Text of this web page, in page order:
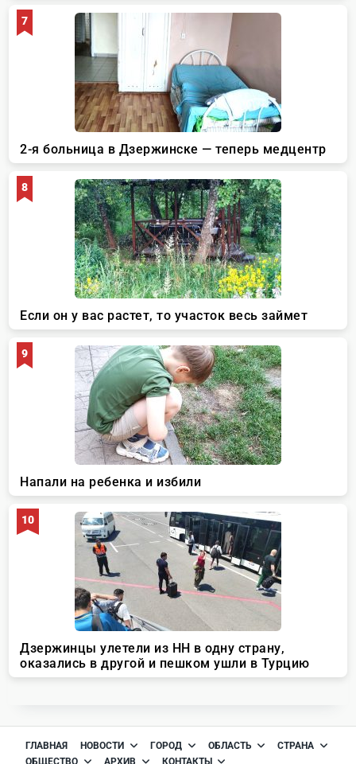
ГЛАВНАЯ НОВОСТИ ГОРОД ОБЛАСТЬ
СТРАНА
ОБЩЕСТВО
АРХИВ КОНТАКТЫ